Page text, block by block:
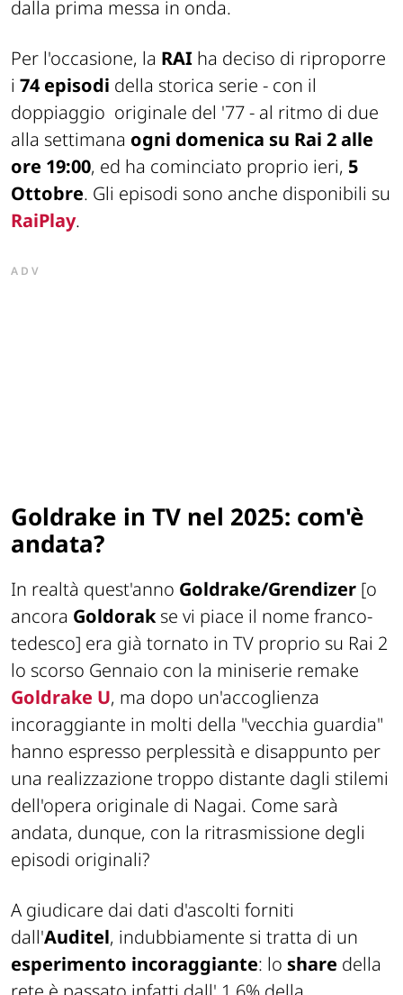
dalla prima messa in onda.
Per l'occasione, la RAI ha deciso di riproporre
i 74 episodi della storica serie - con il
doppiaggio originale del '77 - al ritmo di due
alla settimana ogni domenica su Rai 2 alle
ore 19:00, ed ha cominciato proprio ieri, 5
Ottobre. Gli episodi sono anche disponibili su
RaiPlay.
ADV
Goldrake in TV nel 2025: com'è
andata?
In realtà quest'anno Goldrake/Grendizer [o
ancora Goldorakse vi piace il nome franco-
tedesco] era già tornato in TV proprio su Rai 2
lo scorso Gennaio con la miniserie remake
Goldrake U, ma dopo un'accoglienza
incoraggiante in molti della "vecchia guardia"
hanno espresso perplessità e disappunto per
una realizzazione troppo distante dagli stilemi
dell'opera originale di Nagai. Come sarà
andata, dunque, con la ritrasmissione degli
episodi originali?
A giudicare dai dati d'ascolti forniti
dall'Auditel, indubbiamente si tratta di un
esperimento incoraggiante: lo share della